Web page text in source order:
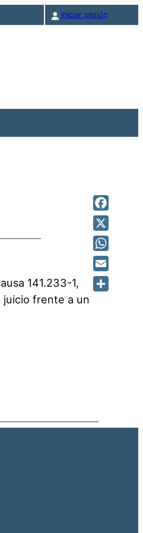
Iniciar sesión
141.233-1,
juicio frente a un
Facebook
X
Email